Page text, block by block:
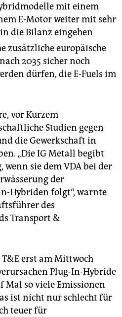
mit einem
E-Motor weiter mit sehr
die Bilanz eingehen
zusätzliche europäische
2035 sicher noch
dürfen, die E-Fuels im
vor Kurzem
Studien gegen
die Gewerkschaft in
„Die IG Metall begibt
wenn sie dem VDA bei der
der
Hybriden folgt“, warnte
des
Transport &
T&E erst am Mittwoch
Plug-In-Hybride
so viele Emissionen
ist nicht nur schlecht für
teuer für